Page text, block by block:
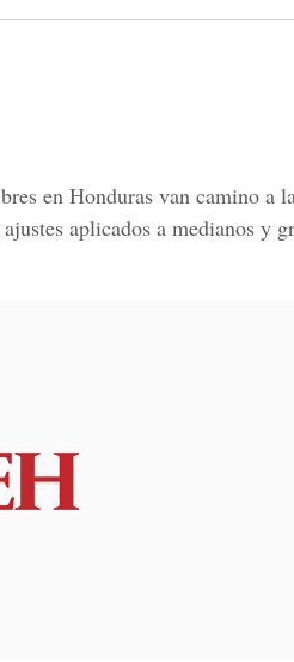
en Honduras van camino a
aplicados a medianos y